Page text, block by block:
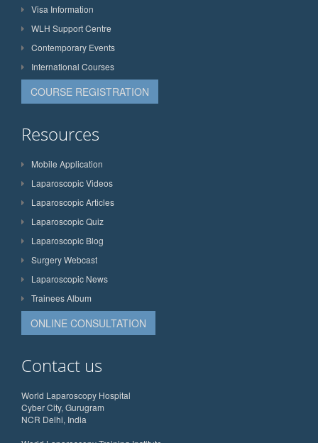
Visa Information
WLH Support Centre
Contemporary Events
International Courses
COURSE REGISTRATION
Resources
Mobile Application
Laparoscopic Videos
Laparoscopic Articles
Laparoscopic Quiz
Laparoscopic Blog
Surgery Webcast
Laparoscopic News
Trainees Album
ONLINE CONSULTATION
Contact us
World Laparoscopy Hospital
Cyber City, Gurugram
NCR Delhi, India